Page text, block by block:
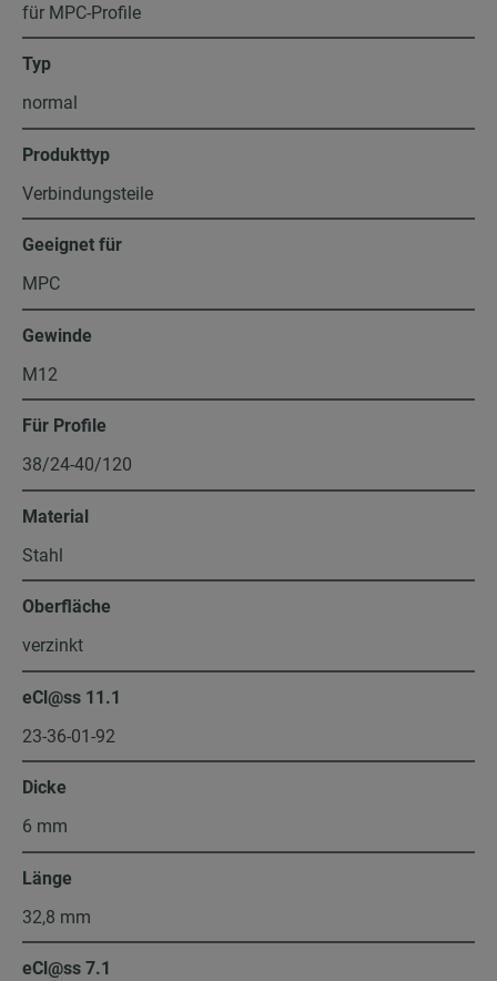
für MPC-Profile
Typ
normal
Produkttyp
Verbindungsteile
Geeignet für
MPC
Gewinde
M12
Für Profile
38/24-40/120
Material
Stahl
Oberfläche
verzinkt
eCl@ss 11.1
23-36-01-92
Dicke
6 mm
Länge
32,8 mm
eCl@ss 7.1